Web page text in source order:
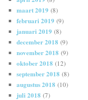
maart 2019 (8)
februari 2019 (9)
januari 2019 (8)
december 2018 (9)
november 2018 (9)
oktober 2018 (12)
september 2018 (8)
augustus 2018 (10)
juli 2018 (7)